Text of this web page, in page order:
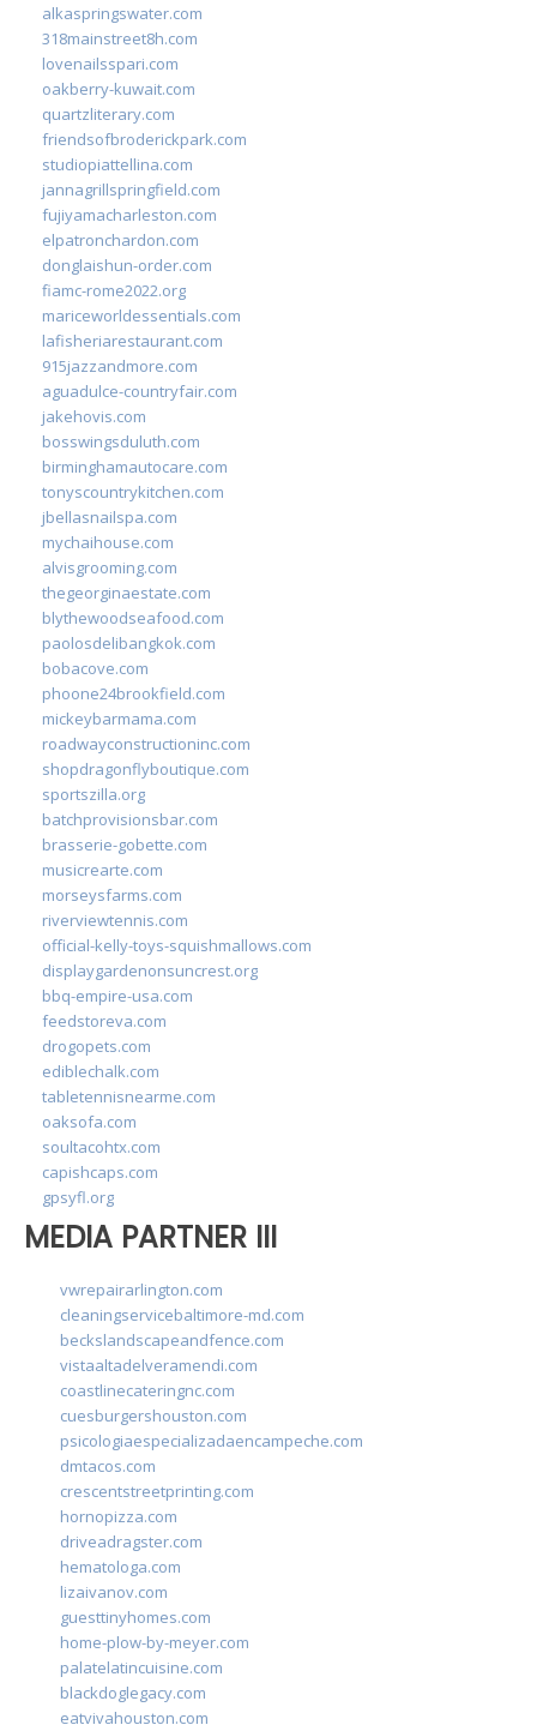
alkaspringswater.com
318mainstreet8h.com
lovenailsspari.com
oakberry-kuwait.com
quartzliterary.com
friendsofbroderickpark.com
studiopiattellina.com
jannagrillspringfield.com
fujiyamacharleston.com
elpatronchardon.com
donglaishun-order.com
fiamc-rome2022.org
mariceworldessentials.com
lafisheriarestaurant.com
915jazzandmore.com
aguadulce-countryfair.com
jakehovis.com
bosswingsduluth.com
birminghamautocare.com
tonyscountrykitchen.com
jbellasnailspa.com
mychaihouse.com
alvisgrooming.com
thegeorginaestate.com
blythewoodseafood.com
paolosdelibangkok.com
bobacove.com
phoone24brookfield.com
mickeybarmama.com
roadwayconstructioninc.com
shopdragonflyboutique.com
sportszilla.org
batchprovisionsbar.com
brasserie-gobette.com
musicrearte.com
morseysfarms.com
riverviewtennis.com
official-kelly-toys-squishmallows.com
displaygardenonsuncrest.org
bbq-empire-usa.com
feedstoreva.com
drogopets.com
ediblechalk.com
tabletennisnearme.com
oaksofa.com
soultacohtx.com
capishcaps.com
gpsyfl.org
MEDIA PARTNER III
vwrepairarlington.com
cleaningservicebaltimore-md.com
beckslandscapeandfence.com
vistaaltadelveramendi.com
coastlinecateringnc.com
cuesburgershouston.com
psicologiaespecializadaencampeche.com
dmtacos.com
crescentstreetprinting.com
hornopizza.com
driveadragster.com
hematologa.com
lizaivanov.com
guesttinyhomes.com
home-plow-by-meyer.com
palatelatincuisine.com
blackdoglegacy.com
eatvivahouston.com